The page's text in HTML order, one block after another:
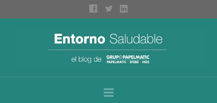
Navigation